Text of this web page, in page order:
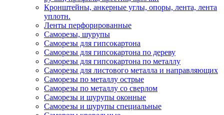
Кронштейны, анкерные углы, опоры, лента, лента
уплотн.
Ленты перфорированные
Саморезы, шурупы
Саморезы для гипсокартона
Саморезы для гипсокартона по дереву
Саморезы для гипсокартона по металлу
Саморезы для листового металла и направляющих
Саморезы по металлу острые
Саморезы по металлу со сверлом
Саморезы и шурупы оконные
Саморезы и шурупы специальные